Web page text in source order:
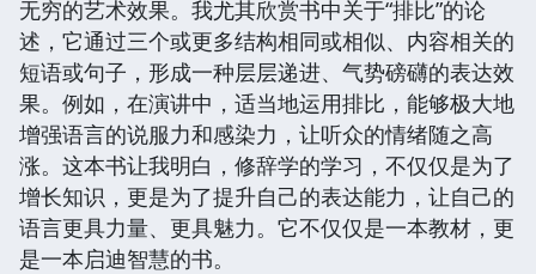
无穷的艺术效果。我尤其欣赏书中关于“排比”的论
述，它通过三个或更多结构相同或相似、内容相关的
短语或句子，形成一种层层递进、气势磅礴的表达效
果。例如，在演讲中，适当地运用排比，能够极大地
增强语言的说服力和感染力，让听众的情绪随之高
涨。这本书让我明白，修辞学的学习，不仅仅是为了
增长知识，更是为了提升自己的表达能力，让自己的
语言更具力量、更具魅力。它不仅仅是一本教材，更
是一本启迪智慧的书。